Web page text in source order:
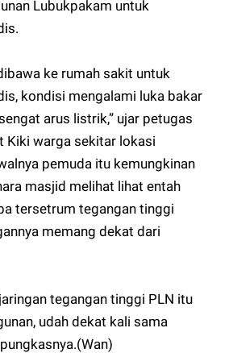
Lubukpakam untuk
ke rumah sakit untuk
kondisi mengalami luka bakar
arus listrik,” ujar petugas
Kiki warga sekitar lokasi
pemuda itu kemungkinan
masjid melihat lihat entah
tersetrum tegangan tinggi
memang dekat dari
tegangan tinggi PLN itu
udah dekat kali sama